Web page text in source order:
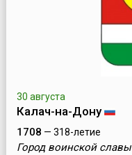
30 августа
Калач-на-Дону
1708 — 318-летие
Город воинской славы